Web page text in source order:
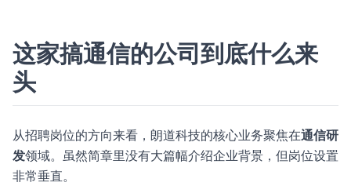
这家搞通信的公司到底什么来
头
从招聘岗位的方向来看，朗道科技的核心业务聚焦在通信研
发领域。虽然简章里没有大篇幅介绍企业背景，但岗位设置
非常垂直。